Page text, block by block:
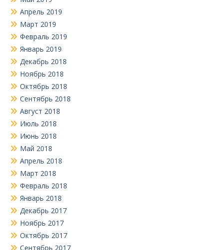
Апрель 2019
Март 2019
Февраль 2019
Январь 2019
Декабрь 2018
Ноябрь 2018
Октябрь 2018
Сентябрь 2018
Август 2018
Июль 2018
Июнь 2018
Май 2018
Апрель 2018
Март 2018
Февраль 2018
Январь 2018
Декабрь 2017
Ноябрь 2017
Октябрь 2017
Сентябрь 2017